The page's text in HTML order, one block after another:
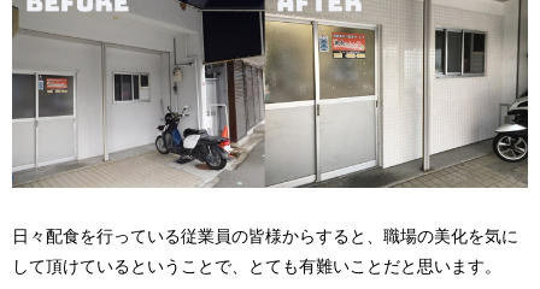
日々配食を行っている従業員の皆様からすると、職場の美化を気に
して頂けているということで、とても有難いことだと思います。